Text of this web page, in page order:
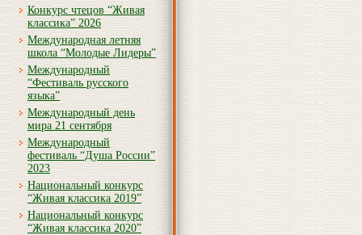
Конкурс чтецов “Живая
классика” 2026
Международная летняя
школа “Молодые Лидеры”
Международный
“Фестиваль русского
языка”
Международный день
мира 21 сентября
Международный
фестиваль “Душа России”
2023
Национальный конкурс
“Живая классика 2019”
Национальный конкурс
“Живая классика 2020”